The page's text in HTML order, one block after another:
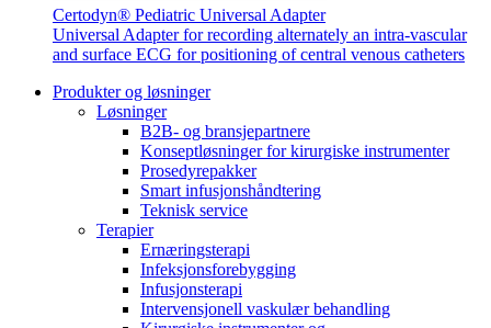
I dialog med B. Braun. Ta kontakt ​med oss.​
Certodyn® Pediatric Universal Adapter
Universal Adapter for recording alternately an intra-vascular
and surface ECG for positioning of central venous catheters
Produkter og løsninger
Løsninger
B2B- og bransjepartnere
Konseptløsninger for kirurgiske instrumenter
Prosedyrepakker
Smart infusjonshåndtering
Teknisk service
Terapier
Ernæringsterapi
Infeksjonsforebygging
Infusjonsterapi
Intervensjonell vaskulær behandling